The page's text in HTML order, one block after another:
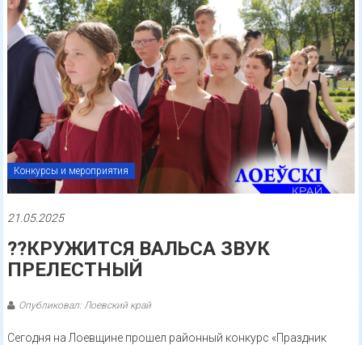
массово-
политическая
газета
Конкурсы и мероприятия
21.05.2025
??КРУЖИТСЯ ВАЛЬСА ЗВУК
ПРЕЛЕСТНЫЙ
Опубликовал: Лоевский край
Сегодня на Лоевщине прошел районный конкурс «Праздник